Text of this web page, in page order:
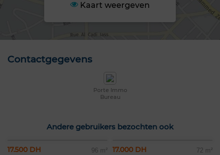
Kaart weergeven
Contactgegevens
Porte Immo
Bureau
Andere gebruikers bezochten ook
17.500 DH 96 m² 17.000 DH 72 m²